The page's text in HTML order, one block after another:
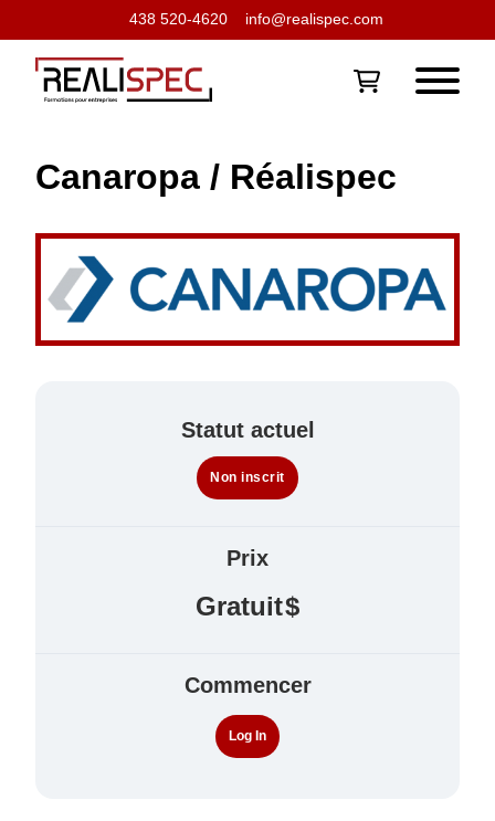
438 520-4620 info@realispec.com
Canaropa / Réalispec
Statut actuel
Non inscrit
Prix
Gratuit
Commencer
Log In